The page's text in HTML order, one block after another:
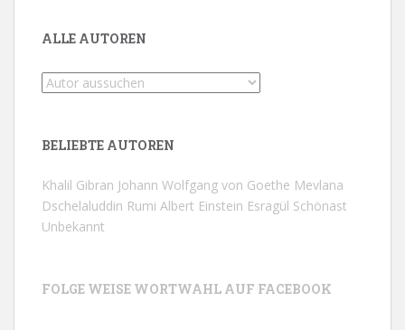
ALLE AUTOREN
BELIEBTE AUTOREN
Khalil Gibran Johann Wolfgang von Goethe Mevlana
Dschelaluddin Rumi Albert Einstein Esragül Schönast
Unbekannt
FOLGE WEISE WORTWAHL AUF FACEBOOK